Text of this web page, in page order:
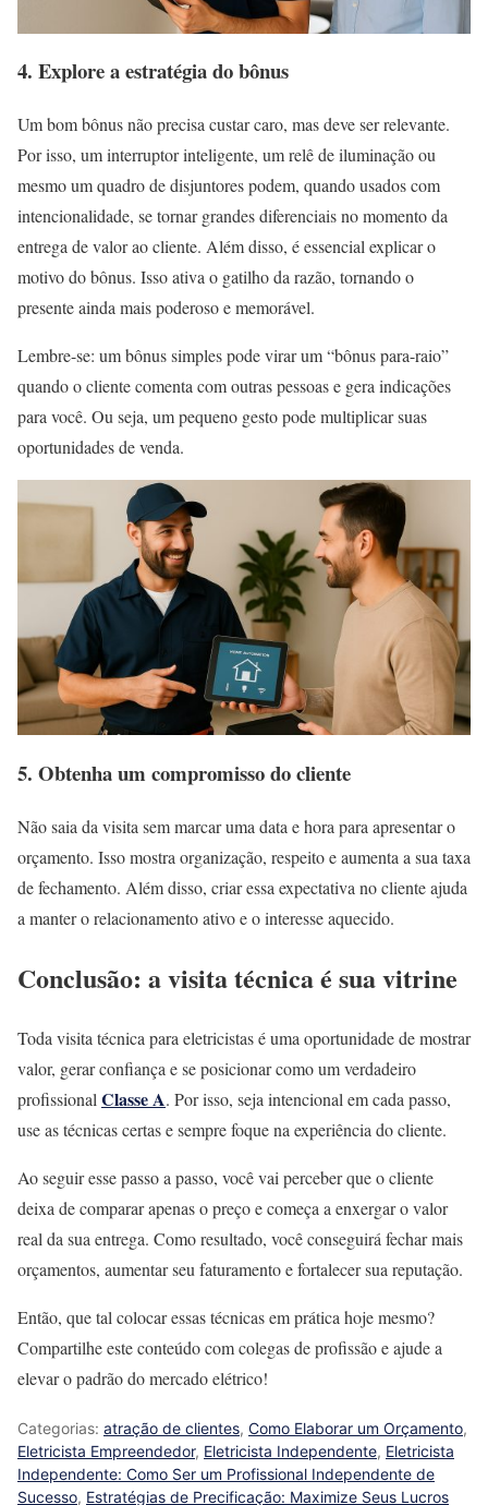
4. Explore a estratégia do bônus
Um bom bônus não precisa custar caro, mas deve ser relevante.
Por isso, um interruptor inteligente, um relê de iluminação ou
mesmo um quadro de disjuntores podem, quando usados com
intencionalidade, se tornar grandes diferenciais no momento da
entrega de valor ao cliente. Além disso, é essencial explicar o
motivo do bônus. Isso ativa o gatilho da razão, tornando o
presente ainda mais poderoso e memorável.
Lembre-se: um bônus simples pode virar um “bônus para-raio”
quando o cliente comenta com outras pessoas e gera indicações
para você. Ou seja, um pequeno gesto pode multiplicar suas
oportunidades de venda.
5. Obtenha um compromisso do cliente
Não saia da visita sem marcar uma data e hora para apresentar o
orçamento. Isso mostra organização, respeito e aumenta a sua taxa
de fechamento. Além disso, criar essa expectativa no cliente ajuda
a manter o relacionamento ativo e o interesse aquecido.
Conclusão: a visita técnica é sua vitrine
Toda visita técnica para eletricistas é uma oportunidade de mostrar
valor, gerar confiança e se posicionar como um verdadeiro
profissional Classe A. Por isso, seja intencional em cada passo,
use as técnicas certas e sempre foque na experiência do cliente.
Ao seguir esse passo a passo, você vai perceber que o cliente
deixa de comparar apenas o preço e começa a enxergar o valor
real da sua entrega. Como resultado, você conseguirá fechar mais
orçamentos, aumentar seu faturamento e fortalecer sua reputação.
Então, que tal colocar essas técnicas em prática hoje mesmo?
Compartilhe este conteúdo com colegas de profissão e ajude a
elevar o padrão do mercado elétrico!
Categorias: atração de clientes, Como Elaborar um Orçamento,
Eletricista Empreendedor, Eletricista Independente, Eletricista
Independente: Como Ser um Profissional Independente de
Sucesso, Estratégias de Precificação: Maximize Seus Lucros